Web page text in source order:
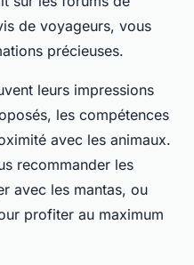
de voyageurs, vous
précieuses.
leurs impressions
les compétences
avec les animaux.
recommander les
avec les mantas, ou
profiter au maximum